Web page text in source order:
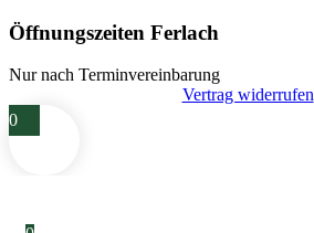
Öffnungszeiten Ferlach
Nur nach Terminvereinbarung
Vertrag widerrufen
0